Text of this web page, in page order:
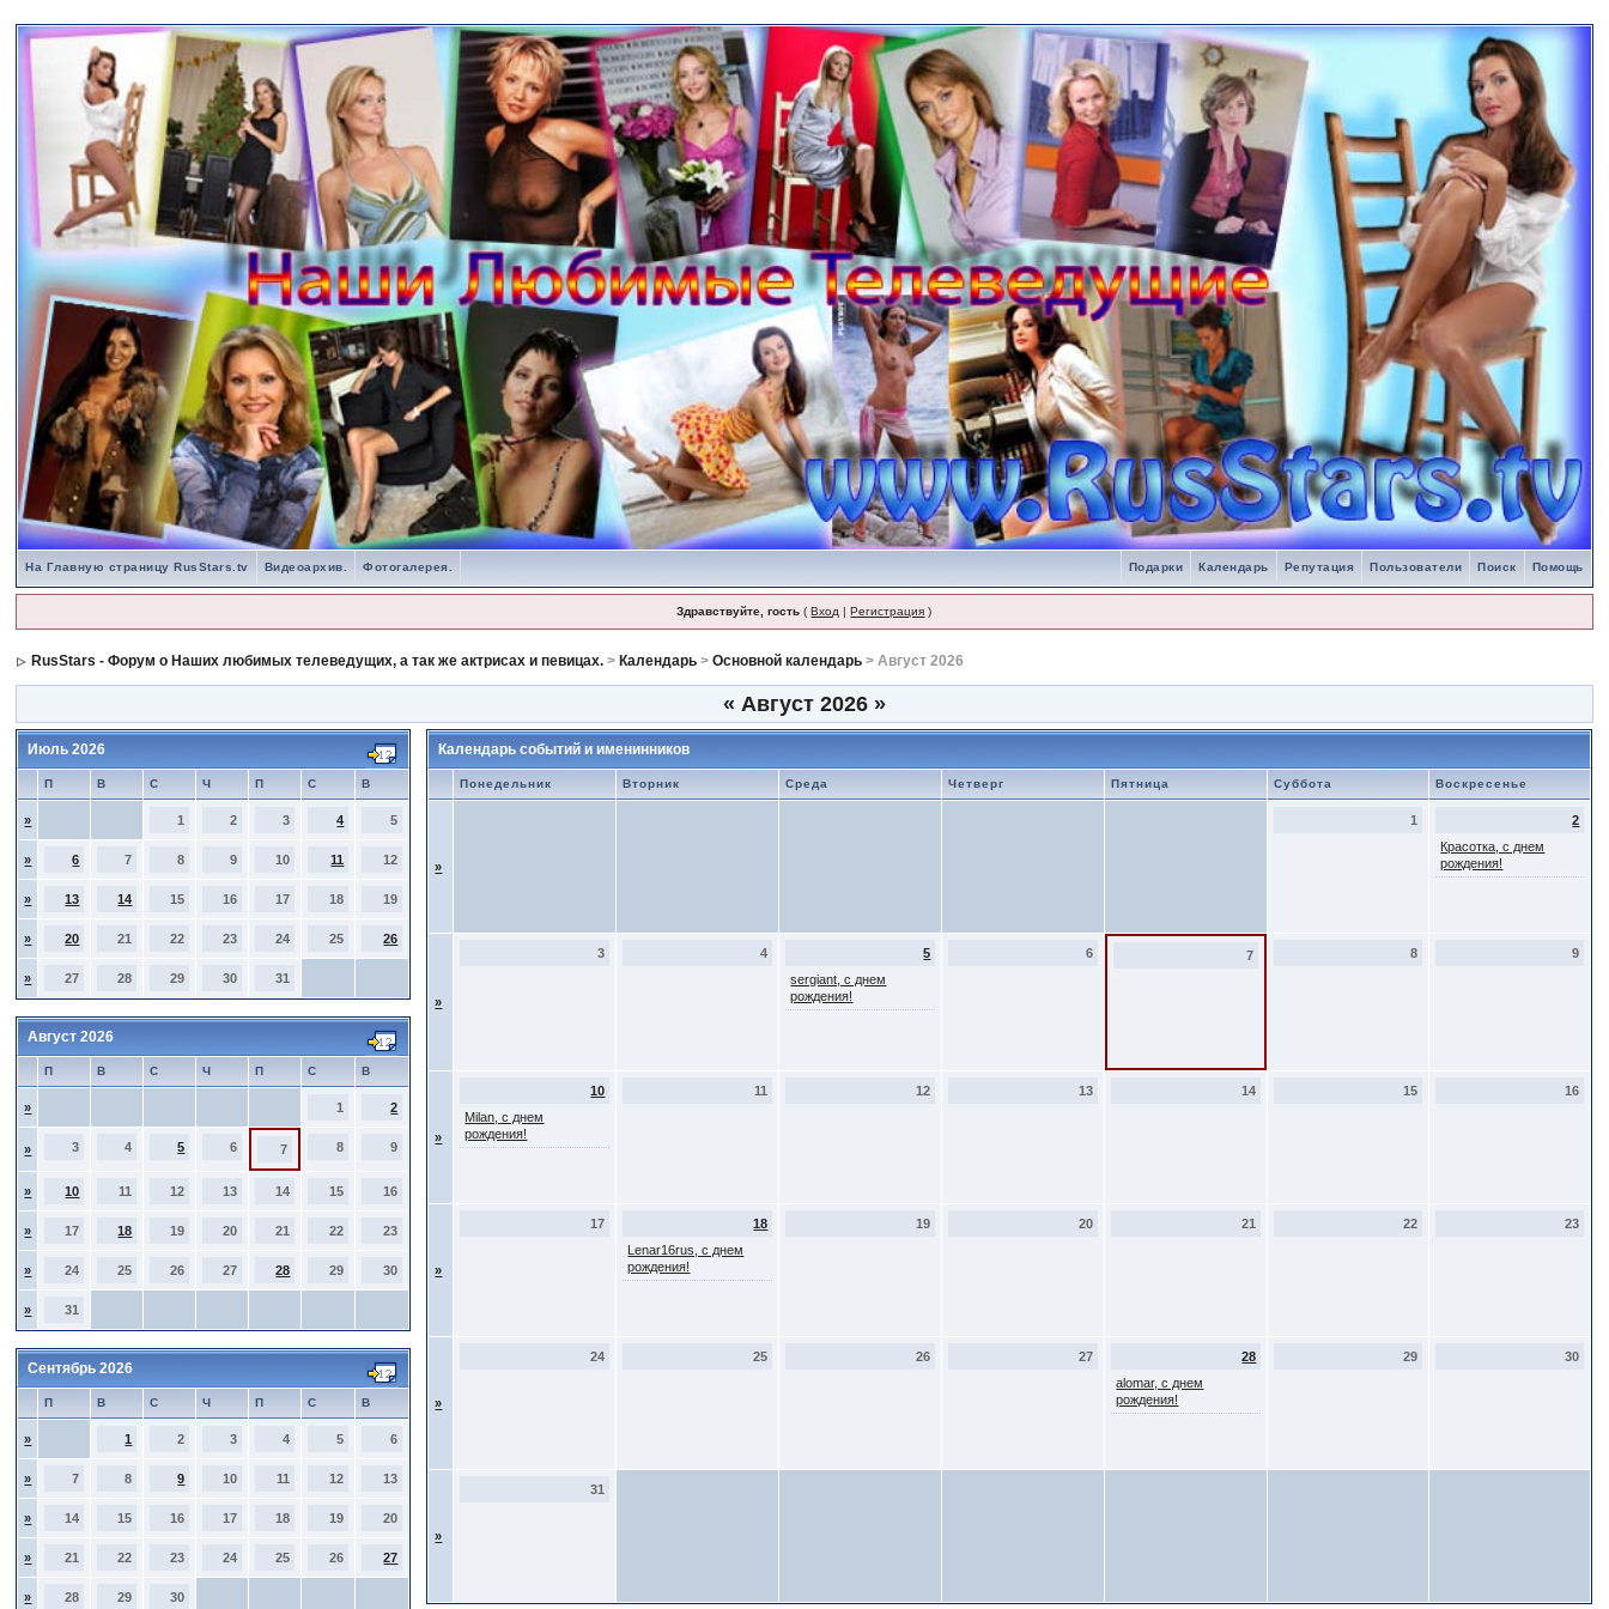
На Главную страницу RusStars.tv Помощь
Поиск
Пользователи
Репутация
Календарь
Подарки
Видеоархив. Фотогалерея.
Здравствуйте, гость (Вход |Регистрация )
RusStars - Форум о Наших любимых телеведущих, а так же актрисах и певицах. > Календарь >Основной календарь > Август 2026
« Август 2026 »
Июль 2026
П В С Ч П С В
» 1 2 3 4 5
» 6 7 8 9 10 11 12
» 13 14 15 16 17 18 19
» 20 21 22 23 24 25 26
» 27 28 29 30 31
Август 2026
П В С Ч П С В
» 1 2
» 3 4 5 6 7 8 9
» 10 11 12 13 14 15 16
» 17 18 19 20 21 22 23
» 24 25 26 27 28 29 30
» 31
Сентябрь 2026
П В С Ч П С В
» 1 2 3 4 5 6
» 7 8 9 10 11 12 13
» 14 15 16 17 18 19 20
» 21 22 23 24 25 26 27
» 28 29 30
Календарь событий и именинников
Понедельник Вторник Среда Четверг Пятница Суббота Воскресенье
»
1
2
Красотка, с днем
рождения!
»
3 4
5
sergiant, с днем
рождения!
6 7 8 9
»
10
Milan, с днем
рождения!
11 12 13 14 15 16
»
17
18
Lenar16rus, с днем
рождения!
19 20 21 22 23
»
24 25 26 27
28
alomar, с днем
рождения!
29 30
»
31